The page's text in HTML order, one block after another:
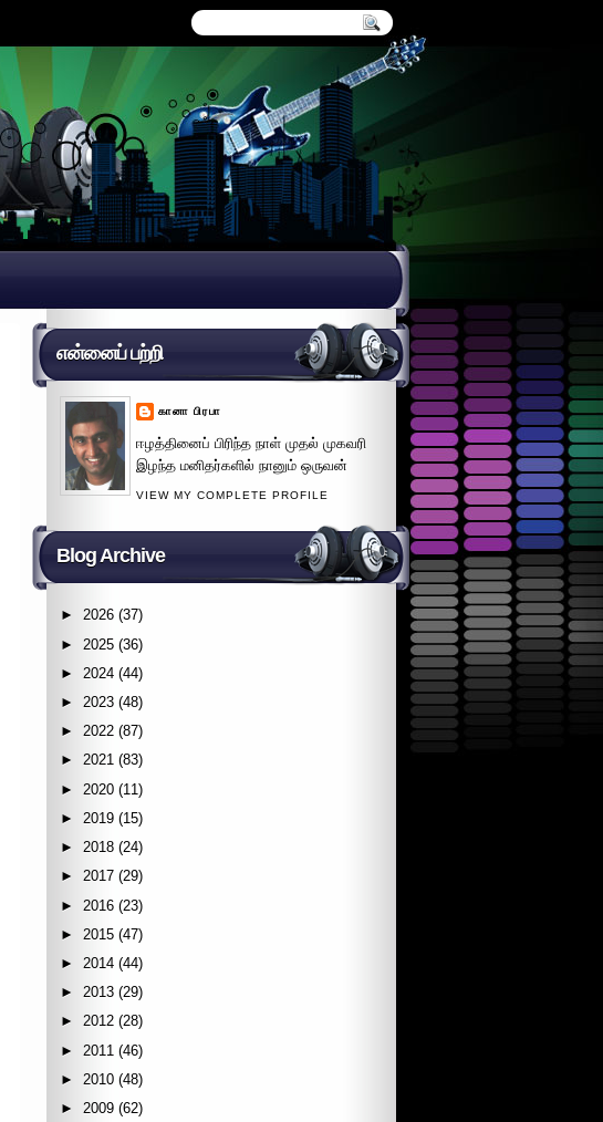
என்னைப் பற்றி
கானா பிரபா
ஈழத்தினைப் பிரிந்த நாள் முதல் முகவரி
இழந்த மனிதர்களில் நானும் ஒருவன்
VIEW MY COMPLETE PROFILE
Blog Archive
► 2026 (37)
► 2025 (36)
► 2024 (44)
► 2023 (48)
► 2022 (87)
► 2021 (83)
► 2020 (11)
► 2019 (15)
► 2018 (24)
► 2017 (29)
► 2016 (23)
► 2015 (47)
► 2014 (44)
► 2013 (29)
► 2012 (28)
► 2011 (46)
► 2010 (48)
► 2009 (62)